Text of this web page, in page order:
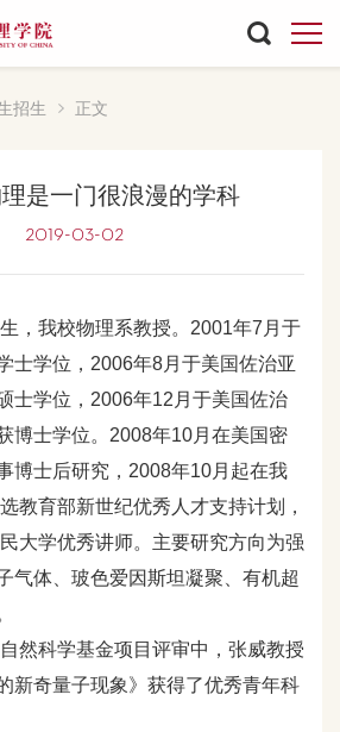
招生 正文
是一门很浪漫的学科
2019-03-02
我校物理系教授。2001年7月于
士学位，2006年8月于美国佐治亚
士学位，2006年12月于美国佐治
博士学位。2008年10月在美国密
博士后研究，2008年10月起在我
教育部新世纪优秀人才支持计划，
大学优秀讲师。主要研究方向为强
气体、玻色爱因斯坦凝聚、有机超
科学基金项目评审中，张威教授
新奇量子现象》获得了优秀青年科